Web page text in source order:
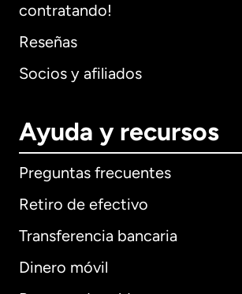
contratando!
Reseñas
Socios y afiliados
Ayuda y recursos
Preguntas frecuentes
Retiro de efectivo
Transferencia bancaria
Dinero móvil